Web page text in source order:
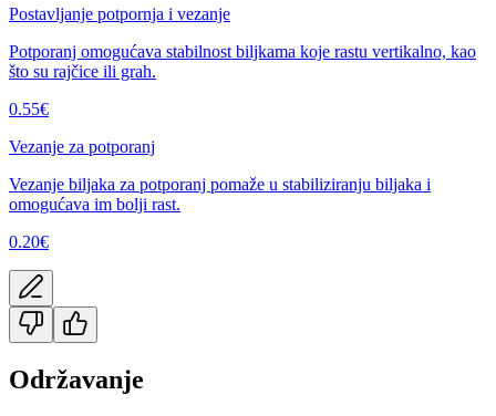
Postavljanje potpornja i vezanje
Potporanj omogućava stabilnost biljkama koje rastu vertikalno, kao
što su rajčice ili grah.
0.55€
Vezanje za potporanj
Vezanje biljaka za potporanj pomaže u stabiliziranju biljaka i
omogućava im bolji rast.
0.20€
Održavanje